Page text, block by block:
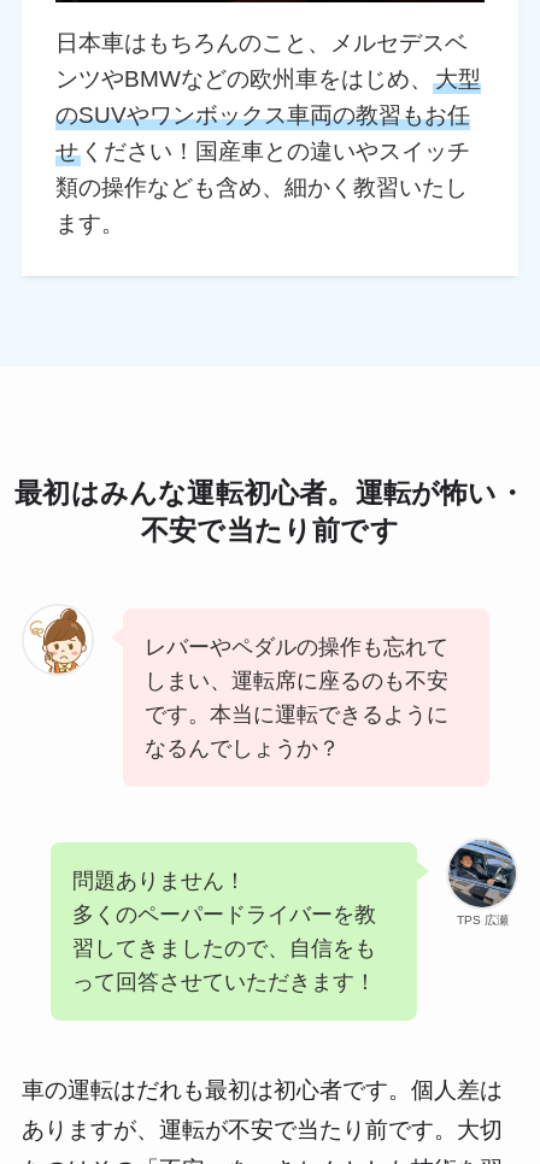
日本車はもちろんのこと、メルセデスベ
ンツやBMWなどの欧州車をはじめ、大型
のSUVやワンボックス車両の教習もお任
せ ください！国産車との違いやスイッチ
類の操作なども含め、細かく教習いたし
ます。
最初はみんな運転初心者。運転が怖い・
不安で当たり前です
レバーやペダルの操作も忘れて
しまい、運転席に座るのも不安
です。本当に運転できるように
なるんでしょうか？
TPS 広瀬
問題ありません！
多くのペーパードライバーを教
習してきましたので、自信をも
って回答させていただきます！
車の運転はだれも最初は初心者です。個人差は
ありますが、運転が不安で当たり前です。大切